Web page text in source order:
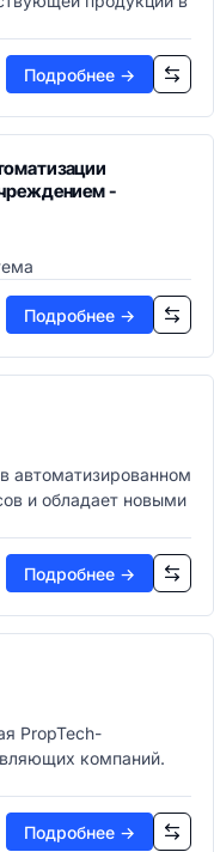
Подробнее →
-
Подробнее →
автоматизированном
и обладает новыми
Подробнее →
PropTech-
компаний.
Подробнее →